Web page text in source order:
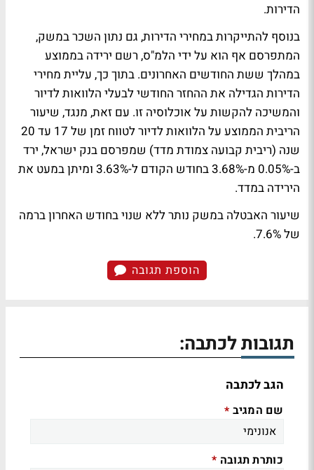
הדירות.
בנוסף להתייקרות במחירי הדירות, גם נתון השכר במשק,
המתפרסם אף הוא על ידי הלמ"ס, רשם ירידה בממוצע
במהלך ששת החודשים האחרונים. בתוך כך, עליית מחירי
הדירות הגדילה את ההחזר החודשי לבעלי הלוואות לדיור
והמשיכה להקשות על אוכלוסיה זו. עם זאת, מנגד, שיעור
הריבית הממוצע על הלוואות לדיור לטווח זמן של 17 עד 20
שנה (ריבית קבועה צמודת מדד) שמפרסם בנק ישראל, ירד
ב-0.05% מ-3.68% בחודש הקודם ל-3.63% ומיתן במעט את
הירידה במדד.
שיעור האבטלה במשק נותר ללא שנוי בחודש האחרון ברמה
של 7.6%.
הוספת תגובה
תגובות לכתבה:
הגב לכתבה
שם המגיב *
כותרת תגובה *